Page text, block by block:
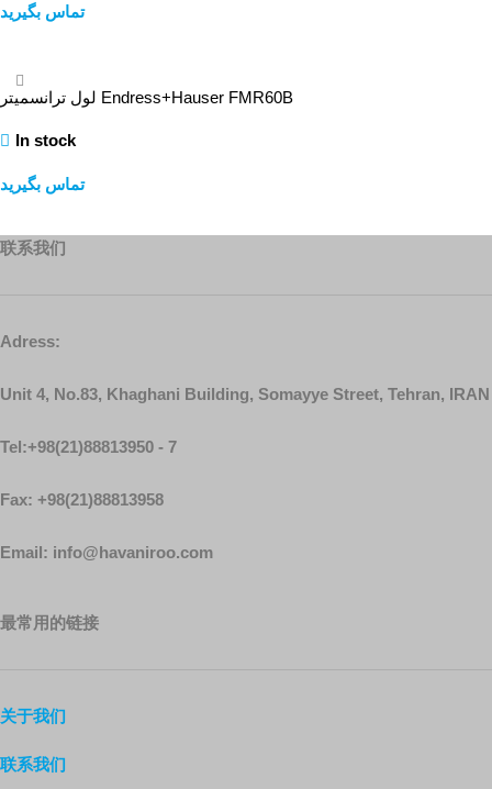
تماس بگیرید
لول ترانسمیتر Endress+Hauser FMR60B
In stock
تماس بگیرید
联系我们
Adress:
Unit 4, No.83, Khaghani Building, Somayye Street, Tehran, IRAN
Tel:+98(21)88813950 - 7
Fax: +98(21)88813958
Email: info@havaniroo.com
最常用的链接
关于我们
联系我们